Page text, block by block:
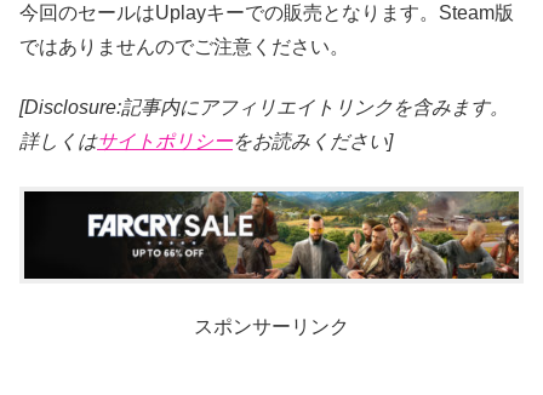
今回のセールはUplayキーでの販売となります。Steam版
ではありませんのでご注意ください。
[Disclosure:記事内にアフィリエイトリンクを含みます。
詳しくはサイトポリシーをお読みください]
スポンサーリンク